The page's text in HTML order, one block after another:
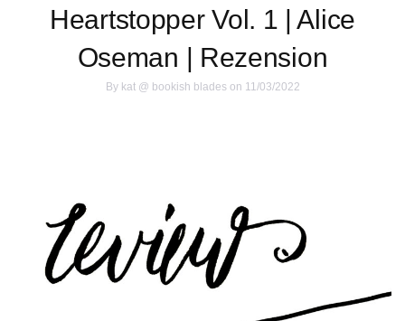
Heartstopper Vol. 1 | Alice
Oseman | Rezension
By kat @ bookish bladeson 11/03/2022